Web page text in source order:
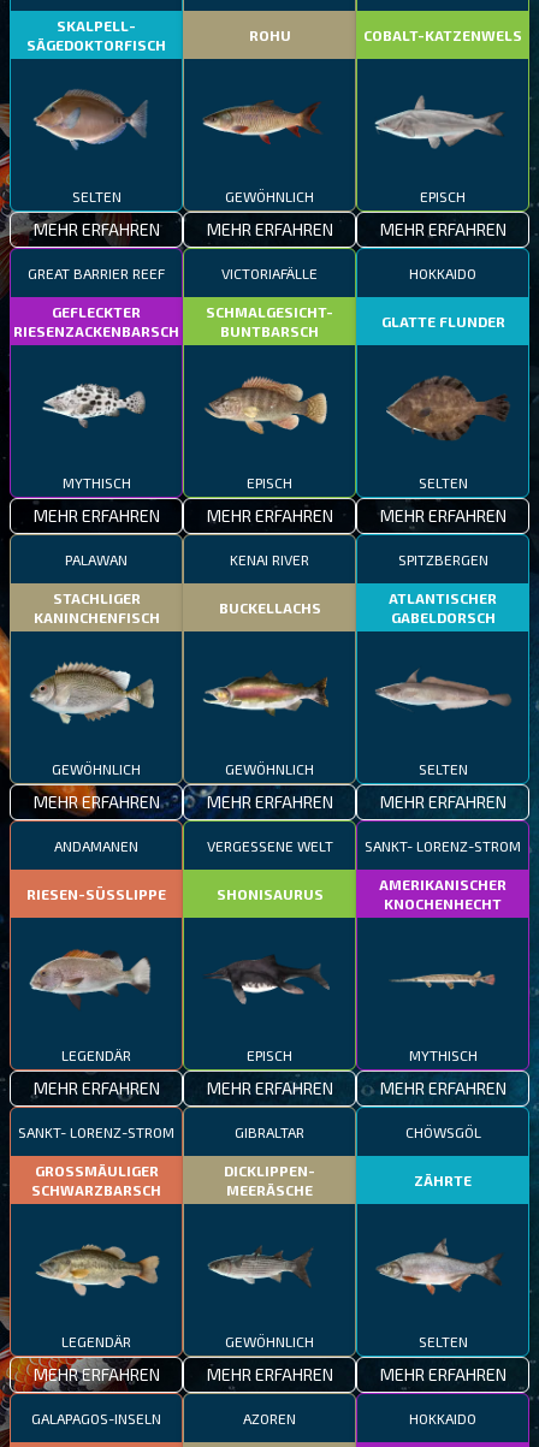
SKALPELL-
SÄGEDOKTORFISCH
SELTEN
MEHR ERFAHREN
ROHU
GEWÖHNLICH
MEHR ERFAHREN
COBALT-KATZENWELS
EPISCH
MEHR ERFAHREN
GREAT BARRIER REEF
GEFLECKTER
RIESENZACKENBARSCH
MYTHISCH
MEHR ERFAHREN
VICTORIAFÄLLE
SCHMALGESICHT-
BUNTBARSCH
EPISCH
MEHR ERFAHREN
HOKKAIDO
GLATTE FLUNDER
SELTEN
MEHR ERFAHREN
PALAWAN
STACHLIGER
KANINCHENFISCH
GEWÖHNLICH
MEHR ERFAHREN
KENAI RIVER
BUCKELLACHS
GEWÖHNLICH
MEHR ERFAHREN
SPITZBERGEN
ATLANTISCHER
GABELDORSCH
SELTEN
MEHR ERFAHREN
ANDAMANEN
RIESEN-SÜSSLIPPE
LEGENDÄR
MEHR ERFAHREN
VERGESSENE WELT
SHONISAURUS
EPISCH
MEHR ERFAHREN
SANKT- LORENZ-STROM
AMERIKANISCHER
KNOCHENHECHT
MYTHISCH
MEHR ERFAHREN
SANKT- LORENZ-STROM
GROSSMÄULIGER
SCHWARZBARSCH
LEGENDÄR
MEHR ERFAHREN
GIBRALTAR
DICKLIPPEN-
MEERÄSCHE
GEWÖHNLICH
MEHR ERFAHREN
CHÖWSGÖL
ZÄHRTE
SELTEN
MEHR ERFAHREN
GALAPAGOS-INSELN AZOREN HOKKAIDO